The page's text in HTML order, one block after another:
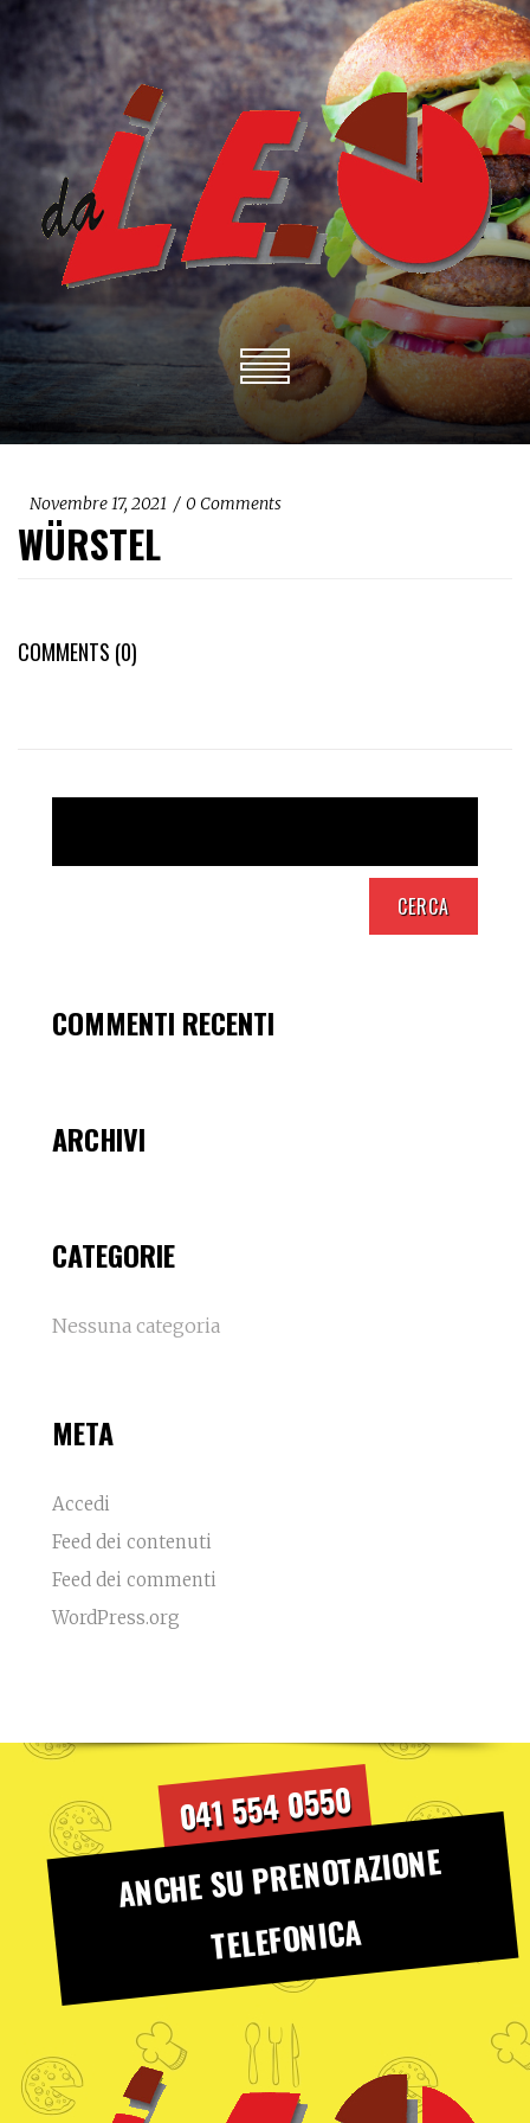
Novembre 17, 2021 0 Comments
WÜRSTEL
COMMENTS (0)
COMMENTI RECENTI
ARCHIVI
CATEGORIE
Nessuna categoria
META
Accedi
Feed dei contenuti
Feed dei commenti
WordPress.org
041 554 0550
ANCHE SU PRENOTAZIONE
TELEFONICA